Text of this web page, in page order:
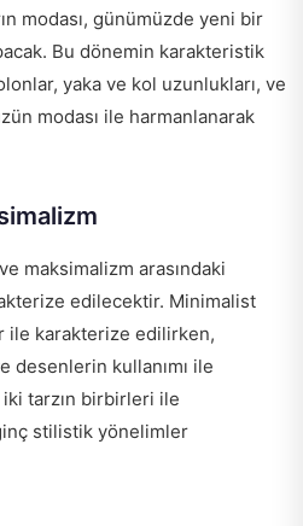
modası, günümüzde yeni bir
Bu dönemin karakteristik
yaka ve kol uzunlukları, ve
modası ile harmanlanarak
maksimalizm arasındaki
edilecektir. Minimalist
ile karakterize edilirken,
desenlerin kullanımı ile
tarzın birbirleri ile
stilistik yönelimler